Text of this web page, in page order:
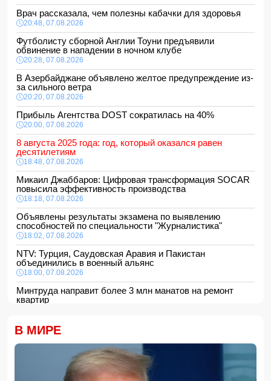
Врач рассказала, чем полезны кабачки для здоровья
20:48, 07.08.2026
Футболисту сборной Англии Тоуни предъявили
обвинение в нападении в ночном клубе
20:28, 07.08.2026
В Азербайджане объявлено желтое предупреждение из-
за сильного ветра
20:20, 07.08.2026
Прибыль Агентства DOST сократилась на 40%
20:00, 07.08.2026
8 августа 2025 года: год, который оказался равен
десятилетиям
18:48, 07.08.2026
Микаил Джаббаров: Цифровая трансформация SOCAR
повысила эффективность производства
18:18, 07.08.2026
Объявлены результаты экзамена по выявлению
способностей по специальности "Журналистика"
18:02, 07.08.2026
NTV: Турция, Саудовская Аравия и Пакистан
объединились в военный альянс
18:00, 07.08.2026
Минтруда направит более 3 млн манатов на ремонт
квартир
Сформирована структура Совета по медиа и вещанию
Пожар в историческом здании в Баку потушен
16:16, 07.08.2026
В МИРЕ